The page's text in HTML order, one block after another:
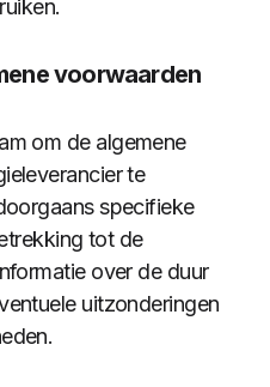
voorwaarden
om de algemene
te
specifieke
tot de
over de duur
uitzonderingen